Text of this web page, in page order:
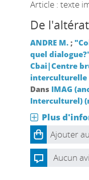
Article : texte
De
ANDRE M.;
quel
Cbai|Centre
interculturelle
Dans IMAG
Interculturel)
Plus
Ajouter
Aucun